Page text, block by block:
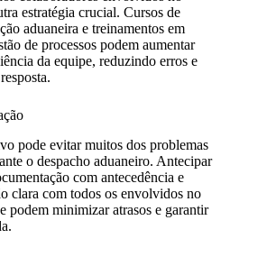
estratégia crucial. Cursos de
aduaneira e treinamentos em
de processos podem aumentar
da equipe, reduzindo erros e
pode evitar muitos dos problemas
o despacho aduaneiro. Antecipar
com antecedência e
clara com todos os envolvidos no
podem minimizar atrasos e garantir